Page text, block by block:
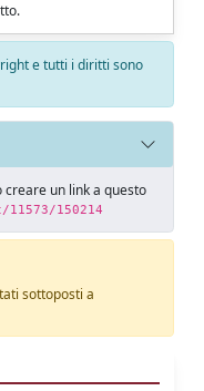
e tutti i diritti sono
un link a questo
150214
sottoposti a